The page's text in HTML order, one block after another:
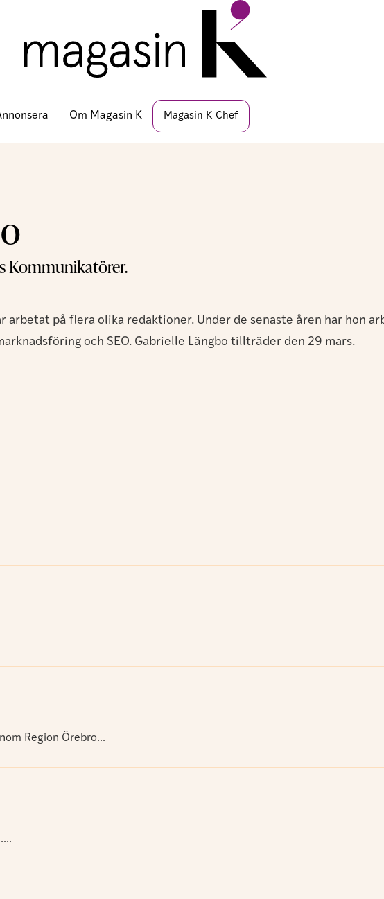
Om Magasin K Magasin K Chef
Kommunikatörer.
arbetat på flera olika redaktioner. Under de senaste åren har hon
och SEO. Gabrielle Längbo tillträder den 29 mars.
Region Örebro...